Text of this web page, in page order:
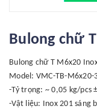
Bulong chữ
Bulong chữ T M6x20
Model: VMC-TB-M6x20-
-Tỷ trọng: ~ 0,05 kg/pcs
-Vật liệu: Inox 201 sáng